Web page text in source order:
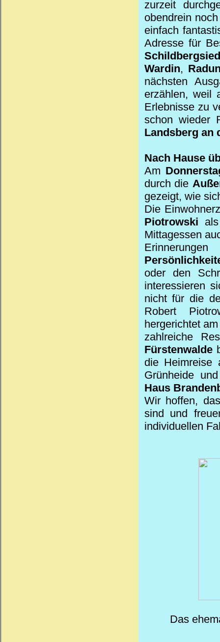
zurzeit
obendrein
einfach
Adresse für
Wardin,
nächsten
erzählen, weil
Erlebnisse zu
schon wieder
Landsberg an
Nach Hause
Am
durch die
gezeigt, wie
Die
Piotrowski
Mittagessen
oder den
interessieren
nicht für die
Robert
hergerichtet
zahlreiche
Fürstenwalde
die Heimreise
Grünheide
Haus
Wir hoffen,
sind und
individuellen
Das